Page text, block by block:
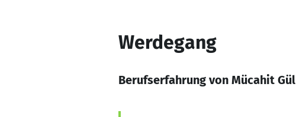
Werdegang
Berufserfahrung von Mücahit Gül